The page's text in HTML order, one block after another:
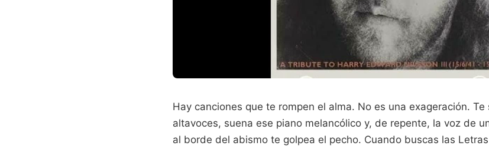
Hay canciones que te rompen el alma. No es una exageración.
altavoces, suena ese piano melancólico y, de repente, la voz de
al borde del abismo te golpea el pecho. Cuando buscas las